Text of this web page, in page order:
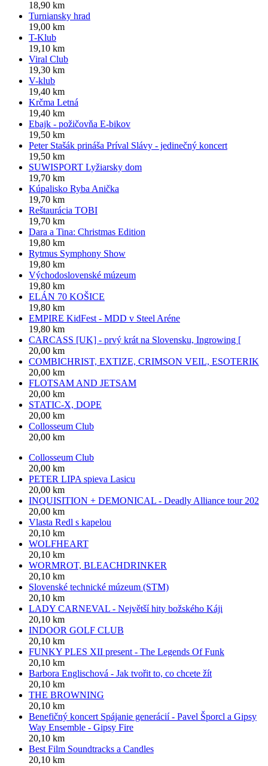
18,90 km
Turniansky hrad
19,00 km
T-Klub
19,10 km
Viral Club
19,30 km
V-klub
19,40 km
Krčma Letná
19,40 km
Ebajk - požičovňa E-bikov
19,50 km
Peter Stašák prináša Príval Slávy - jedinečný koncert
19,50 km
SUWISPORT Lyžiarsky dom
19,70 km
Kúpalisko Ryba Anička
19,70 km
Reštaurácia TOBI
19,70 km
Dara a Tina: Christmas Edition
19,80 km
Rytmus Symphony Show
19,80 km
Východoslovenské múzeum
19,80 km
ELÁN 70 KOŠICE
19,80 km
EMPIRE KidFest - MDD v Steel Aréne
19,80 km
CARCASS [UK] - prvý krát na Slovensku, Ingrowing [
20,00 km
COMBICHRIST, EXTIZE, CRIMSON VEIL, ESOTERIK
20,00 km
FLOTSAM AND JETSAM
20,00 km
STATIC-X, DOPE
20,00 km
Collosseum Club
20,00 km
Collosseum Club
20,00 km
PETER LIPA spieva Lasicu
20,00 km
INQUISITION + DEMONICAL - Deadly Alliance tour 202
20,00 km
Vlasta Redl s kapelou
20,10 km
WOLFHEART
20,10 km
WORMROT, BLEACHDRINKER
20,10 km
Slovenské technické múzeum (STM)
20,10 km
LADY CARNEVAL - Největší hity božského Káji
20,10 km
INDOOR GOLF CLUB
20,10 km
FUNKY PLES XII present - The Legends Of Funk
20,10 km
Barbora Englischová - Jak tvořit to, co chcete žít
20,10 km
THE BROWNING
20,10 km
Benefičný koncert Spájanie generácií - Pavel Šporcl a Gipsy
Way Ensemble - Gipsy Fire
20,10 km
Best Film Soundtracks a Candles
20,10 km